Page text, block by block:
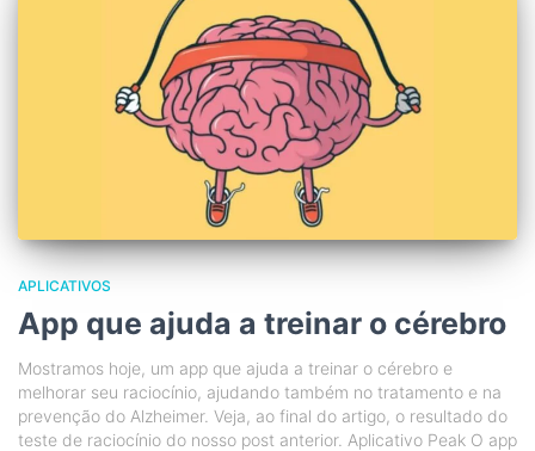
APLICATIVOS
App que ajuda a treinar o cérebro
Mostramos hoje, um app que ajuda a treinar o cérebro e
melhorar seu raciocínio, ajudando também no tratamento e na
prevenção do Alzheimer. Veja, ao final do artigo, o resultado do
teste de raciocínio do nosso post anterior. Aplicativo Peak O app